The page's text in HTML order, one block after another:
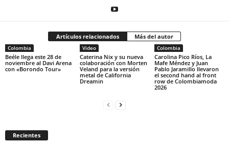
Artículos relacionados Más del autor
Colombia
Beéle llega este 28 de
noviembre al Davi Arena
con «Borondo Tour»
Video
Caterina Nix y su nueva
colaboración con Morten
Veland para la versión
metal de California
Dreamin
Colombia
Carolina Pico Ríos, La
Mafe Méndez y Juan
Pablo Jaramillo llevaron
el second hand al front
row de Colombiamoda
2026
Recientes